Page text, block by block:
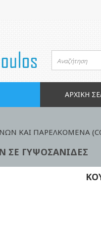
ΑΡΧΙΚΉ
ΚΑΙ ΠΑΡΕΛΚΟΜΕΝΑ
ΣΕ ΓΥΨΟΣΑΝΙΔΕΣ